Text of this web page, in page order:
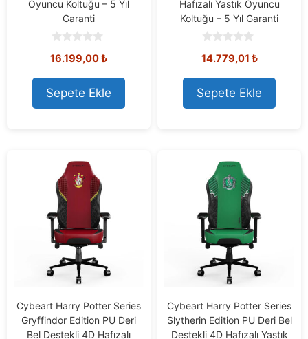
Oyuncu Koltuğu – 5 Yıl
Garanti
o
t
o
f
5
16.199,00₺
Sepete Ekle
Hafızalı Yastık Oyuncu
Koltuğu – 5 Yıl Garanti
o
t
o
f
5
14.779,01 ₺
Sepete Ekle
Cybeart Harry Potter Series
Gryffindor Edition PU Deri
Bel Destekli 4D Hafızalı
Cybeart Harry Potter Series
Slytherin Edition PU Deri Bel
Destekli 4D Hafızalı Yastık